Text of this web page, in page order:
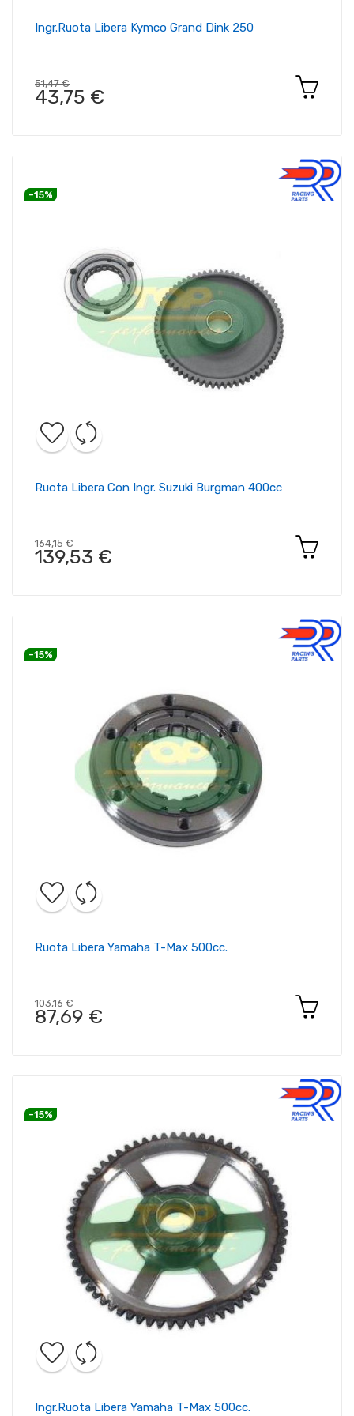
Ingr.ruota Libera Kymco Grand Dink 250
51,47 €
43,75 €
-15%
Ruota Libera Con Ingr. Suzuki Burgman 400cc
164,15 €
139,53 €
-15%
Ruota Libera Yamaha T-Max 500cc.
103,16 €
87,69 €
-15%
Ingr.ruota Libera Yamaha T-Max 500cc.